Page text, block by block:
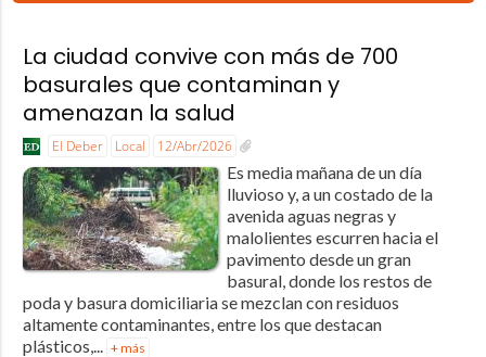
La ciudad convive con más de 700
basurales que contaminan y
amenazan la salud
El Deber Local 12/Abr/2026
Es media mañana de un día
lluvioso y, a un costado de la
avenida aguas negras y
malolientes escurren hacia el
pavimento desde un gran
basural, donde los restos de
poda y basura domiciliaria se mezclan con residuos
altamente contaminantes, entre los que destacan
plásticos,... + más